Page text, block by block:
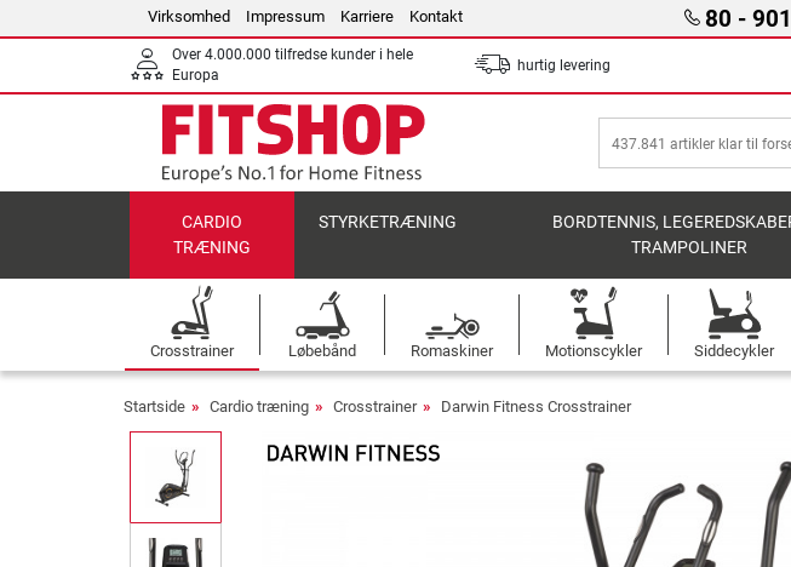
Virksomhed Impressum Karriere Kontakt 80 -
Over 4.000.000 tilfredse kunder i hele
Europa
hurtig levering
CARDIO
TRÆNING
STYRKETRÆNING
BORDTENNIS,
TRAMPOLINER
Crosstrainer Løbebånd Romaskiner Motionscykler Siddecykler
Startside Cardio træning Crosstrainer Darwin Fitness Crosstrainer